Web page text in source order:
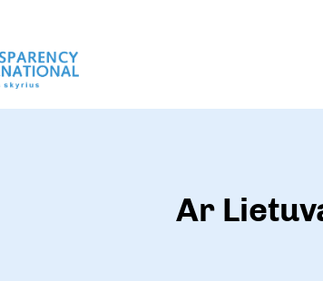
Ar